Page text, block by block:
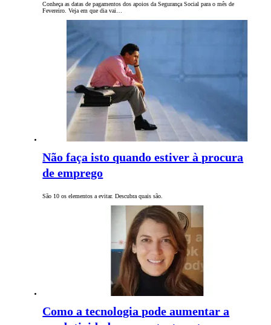
Conheça as datas de pagamentos dos apoios da Segurança Social para o mês de
Fevereiro. Veja em que dia vai…
Não faça isto quando estiver à procura
de emprego
São 10 os elementos a evitar. Descubra quais são.
Como a tecnologia pode aumentar a